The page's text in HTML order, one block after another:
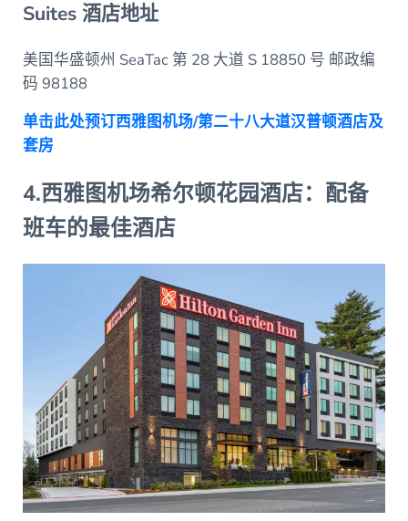
Suites 酒店地址
美国华盛顿州 SeaTac 第 28 大道 S 18850 号 邮政编
码 98188
单击此处预订西雅图机场/第二十八大道汉普顿酒店及
套房
4.西雅图机场希尔顿花园酒店：配备
班车的最佳酒店